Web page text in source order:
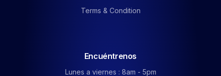
Terms & Condition
Encuéntrenos
Lunes a viernes : 8am - 5pm